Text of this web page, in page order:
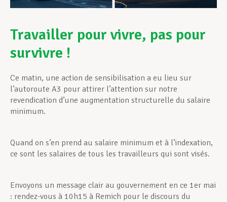
Travailler pour vivre, pas pour
survivre !
Ce matin, une action de sensibilisation a eu lieu sur
l’autoroute A3 pour attirer l’attention sur notre
revendication d’une augmentation structurelle du salaire
minimum.
Quand on s’en prend au salaire minimum et à l’indexation,
ce sont les salaires de tous les travailleurs qui sont visés.
Envoyons un message clair au gouvernement en ce 1er mai
: rendez-vous à 10h15 à Remich pour le discours du